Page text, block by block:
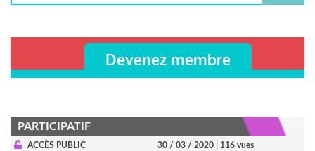
Devenez membre
PARTICIPATIF
ACCÈS PUBLIC 30 / 03 / 2020 | 116 vues